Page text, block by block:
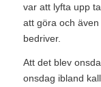
var att lyfta upp
att göra och
bedriver.
Att det blev
onsdag ibland